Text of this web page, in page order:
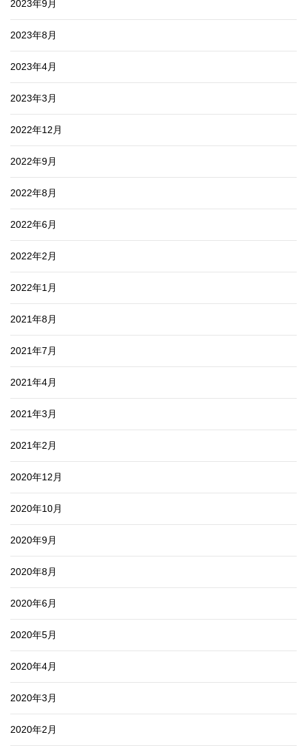
2023年9月
2023年8月
2023年4月
2023年3月
2022年12月
2022年9月
2022年8月
2022年6月
2022年2月
2022年1月
2021年8月
2021年7月
2021年4月
2021年3月
2021年2月
2020年12月
2020年10月
2020年9月
2020年8月
2020年6月
2020年5月
2020年4月
2020年3月
2020年2月